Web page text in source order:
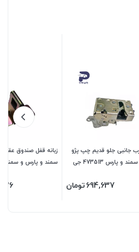
جانبی جلو قدیم چپ پژو
405 و سمند و پارس 473513 جی
694,637تومان
سمند و پارس و سمند